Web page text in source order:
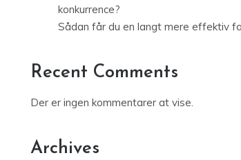
konkurrence?
Sådan får du en langt mere effektiv
Recent Comments
Der er ingen kommentarer at vise.
Archives